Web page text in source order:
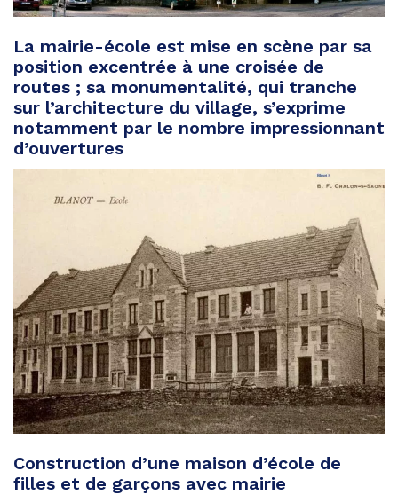
La mairie-école est mise en scène par sa
position excentrée à une croisée de
routes ; sa monumentalité, qui tranche
sur l’architecture du village, s’exprime
notamment par le nombre impressionnant
d’ouvertures
Construction d’une maison d’école de
filles et de garçons avec mairie